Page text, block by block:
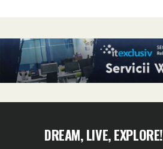
DREAM, LIVE, EXPLORE!